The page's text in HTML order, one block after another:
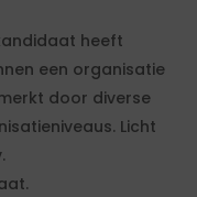
heeft
een organisatie
door diverse
Licht